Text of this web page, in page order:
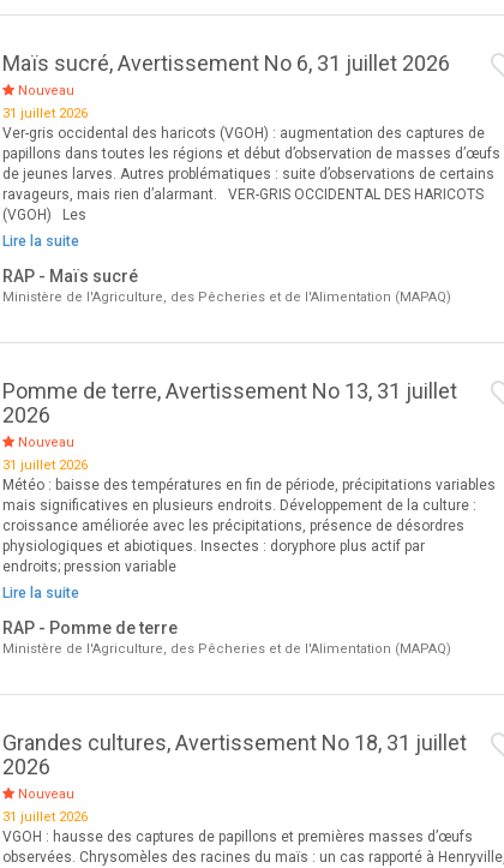
Maïs sucré, Avertissement No 6, 31 juillet 2026
Nouveau
31 juillet 2026
Ver-gris occidental des haricots (VGOH) : augmentation des captures de
papillons dans toutes les régions et début d’observation de masses d’œufs
de jeunes larves. Autres problématiques : suite d’observations de certains
ravageurs, mais rien d’alarmant. VER-GRIS OCCIDENTAL DES HARICOTS
(VGOH) Les
Lire la suite
RAP - Maïs sucré
Ministère de l'Agriculture, des Pêcheries et de l'Alimentation (MAPAQ)
Pomme de terre, Avertissement No 13, 31 juillet
2026
Nouveau
31 juillet 2026
Météo : baisse des températures en fin de période, précipitations variables
mais significatives en plusieurs endroits. Développement de la culture :
croissance améliorée avec les précipitations, présence de désordres
physiologiques et abiotiques. Insectes : doryphore plus actif par
endroits; pression variable
Lire la suite
RAP - Pomme de terre
Ministère de l'Agriculture, des Pêcheries et de l'Alimentation (MAPAQ)
Grandes cultures, Avertissement No 18, 31 juillet
2026
Nouveau
31 juillet 2026
VGOH : hausse des captures de papillons et premières masses d’œufs
observées. Chrysomèles des racines du maïs : un cas rapporté à Henryville,